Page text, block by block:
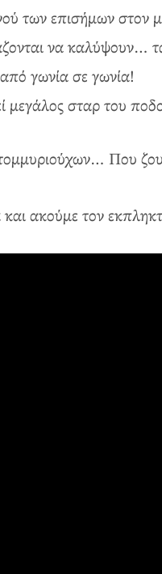
των επισήμων στον
να καλύψουν…
γωνία σε γωνία!
μεγάλος σταρ του
Που
ακούμε τον